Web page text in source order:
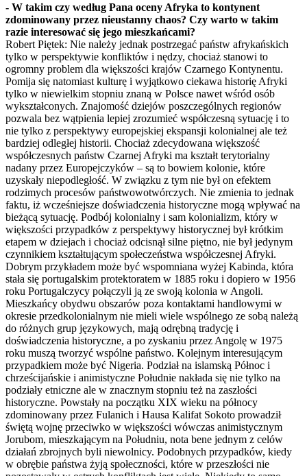
- W takim czy według Pana oceny Afryka to kontynent
zdominowany przez nieustanny chaos? Czy warto w takim
razie interesować się jego mieszkańcami?
Robert Piętek: Nie należy jednak postrzegać państw afrykańskich
tylko w perspektywie konfliktów i nędzy, chociaż stanowi to
ogromny problem dla większości krajów Czarnego Kontynentu.
Pomija się natomiast kulturę i wyjątkowo ciekawa historię Afryki
tylko w niewielkim stopniu znaną w Polsce nawet wśród osób
wykształconych. Znajomość dziejów poszczególnych regionów
pozwala bez wątpienia lepiej zrozumieć współczesną sytuację i to
nie tylko z perspektywy europejskiej ekspansji kolonialnej ale też
bardziej odległej historii. Chociaż zdecydowana większość
współczesnych państw Czarnej Afryki ma kształt terytorialny
nadany przez Europejczyków – są to bowiem kolonie, które
uzyskały niepodległość. W związku z tym nie był on efektem
rodzimych procesów państwowotwórczych. Nie zmienia to jednak
faktu, iż wcześniejsze doświadczenia historyczne mogą wpływać na
bieżącą sytuację. Podbój kolonialny i sam kolonializm, który w
większości przypadków z perspektywy historycznej był krótkim
etapem w dziejach i chociaż odcisnął silne piętno, nie był jedynym
czynnikiem kształtującym społeczeństwa współczesnej Afryki.
Dobrym przykładem może być wspomniana wyżej Kabinda, która
stała się portugalskim protektoratem w 1885 roku i dopiero w 1956
roku Portugalczycy połączyli ją ze swoją kolonia w Angoli.
Mieszkańcy obydwu obszarów poza kontaktami handlowymi w
okresie przedkolonialnym nie mieli wiele wspólnego ze sobą należą
do różnych grup językowych, mają odrębną tradycję i
doświadczenia historyczne, a po zyskaniu przez Angolę w 1975
roku muszą tworzyć wspólne państwo. Kolejnym interesującym
przypadkiem może być Nigeria. Podział na islamską Północ i
chrześcijańskie i animistyczne Południe nakłada się nie tylko na
podziały etniczne ale w znacznym stopniu też na zaszłości
historyczne. Powstały na początku XIX wieku na północy
zdominowany przez Fulanich i Hausa Kalifat Sokoto prowadził
świętą wojnę przeciwko w większości wówczas animistycznym
Jorubom, mieszkającym na Południu, nota bene jednym z celów
działań zbrojnych byli niewolnicy. Podobnych przypadków, kiedy
w obrębie państwa żyją społeczności, które w przeszłości nie